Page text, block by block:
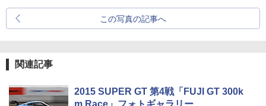
この写真の記事へ
関連記事
2015 SUPER GT 第4戦「FUJI GT 300k
m Race」フォトギャラリー